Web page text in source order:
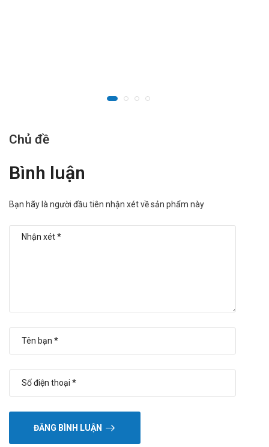
Chủ đề
Bình luận
Bạn hãy là người đầu tiên nhận xét về sản phẩm này
ĐĂNG BÌNH LUẬN